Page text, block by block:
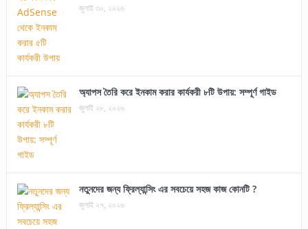
জুলাই ৩০, ২০২৬
অ্যাপস তৈরি করে ইনকাম করার কার্যকরী ৮টি উপায়: সম্পূর্ণ গাইড
জুলাই ২৮, ২০২৬
নতুনদের জন্য ফ্রিল্যান্সিং এর সবচেয়ে সহজ কাজ কোনটি ?
জুলাই ২৭, ২০২৬